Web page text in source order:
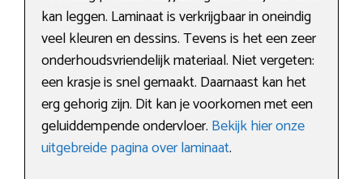
kan leggen. Laminaat is verkrijgbaar in oneindig
veel kleuren en dessins. Tevens is het een zeer
onderhoudsvriendelijk materiaal. Niet vergeten:
een krasje is snel gemaakt. Daarnaast kan het
erg gehorig zijn. Dit kan je voorkomen met een
geluiddempende ondervloer. Bekijk hier onze
uitgebreide pagina over laminaat.